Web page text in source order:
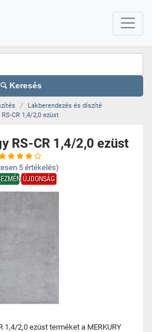
Keresés
Lakberendezés és díszíté
CR 1,4/2,0 ezüst
RS-CR 1,4/2,0 ezüst
5 értékelés)
ÚJDONSÁG
1,4/2,0 ezüst terméket a MERKURY